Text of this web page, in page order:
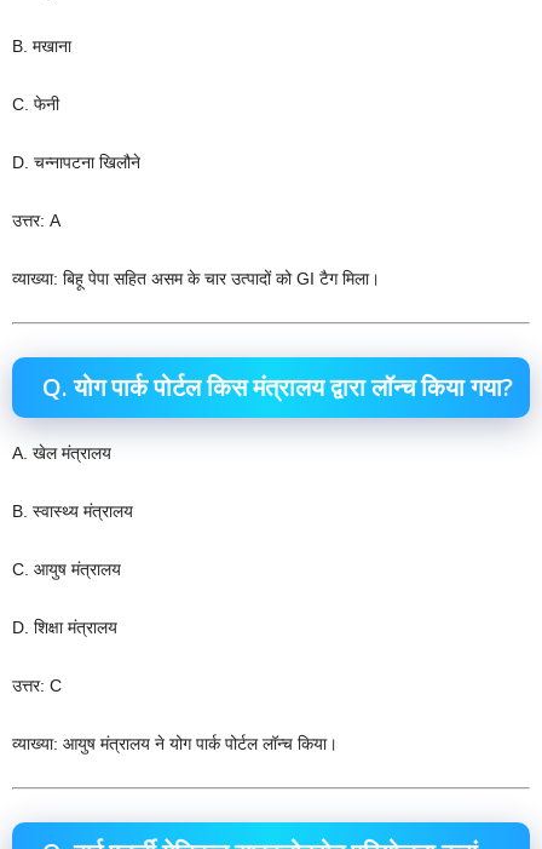
B. मखाना
C. फेनी
D. चन्नापटना खिलौने
उत्तर: A
व्याख्या: बिहू पेपा सहित असम के चार उत्पादों को GI टैग मिला।
Q. योग पार्क पोर्टल किस मंत्रालय द्वारा लॉन्च किया गया?
A. खेल मंत्रालय
B. स्वास्थ्य मंत्रालय
C. आयुष मंत्रालय
D. शिक्षा मंत्रालय
उत्तर: C
व्याख्या: आयुष मंत्रालय ने योग पार्क पोर्टल लॉन्च किया।